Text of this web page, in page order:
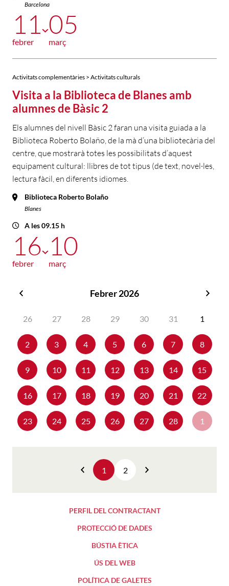
Barcelona
11
febrer
05
març
Activitats complementàries > Activitats culturals
Visita a la Biblioteca de Blanes amb
alumnes de Bàsic 2
Els alumnes del nivell Bàsic 2 faran una visita guiada a la
Biblioteca Roberto Bolaño, de la mà d’una bibliotecària del
centre, que mostrarà totes les possibilitats d’aquest
equipament cultural: llibres de tot tipus (de text, novel·les,
lectura fàcil, en diferents idiomes.
Biblioteca Roberto Bolaño
Blanes
A les 09.15 h
16
febrer
10
març
Febrer 2026
26
27 28 29 30 31 1
2 3 4 5 6 7 8
9 10 11 12 13 14 15
16 17 18 19 20 21 22
23 24 25 26 27 28 1
Anterior
1 2
PERFIL DEL CONTRACTANT
PROTECCIÓ DE DADES
BÚSTIA ÈTICA
ÚS DEL WEB
POLÍTICA DE GALETES